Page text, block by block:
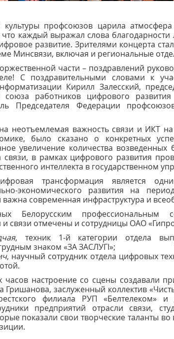
профсоюзов царила
что каждый выражал слова
развитие. Зрителями концерта
Минсвязи, включая и региональные
части – поздравлений
С поздравительными словами к
Кирилл Залесский,
союза работников цифрового
Председателя Федерации
неотъемлемая важность связи и ИКТ
было сказано о конкретных
увеличение количества возведенных
связи, в рамках цифрового развития
интеллекта в государственном
трансформация является
экономического развития на
важна современная инфраструктура и
Белорусским профессиональным
связи отмечены и сотрудницы ОАО
, техник 1-й категории отдела
знаком «ЗА ЗАСЛУГI»;
, научный сотрудник отдела цифровых
часов настроение со сцены создавали
Гришанова, заслуженный коллектив
филиала РУП «Белтелеком» и
предприятий отрасли связи,
показали свои творческие таланты во